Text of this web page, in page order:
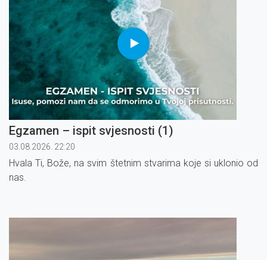
Egzamen – ispit svjesnosti (1)
03.08.2026. 22:20
Hvala Ti, Bože, na svim štetnim stvarima koje si uklonio od
nas.